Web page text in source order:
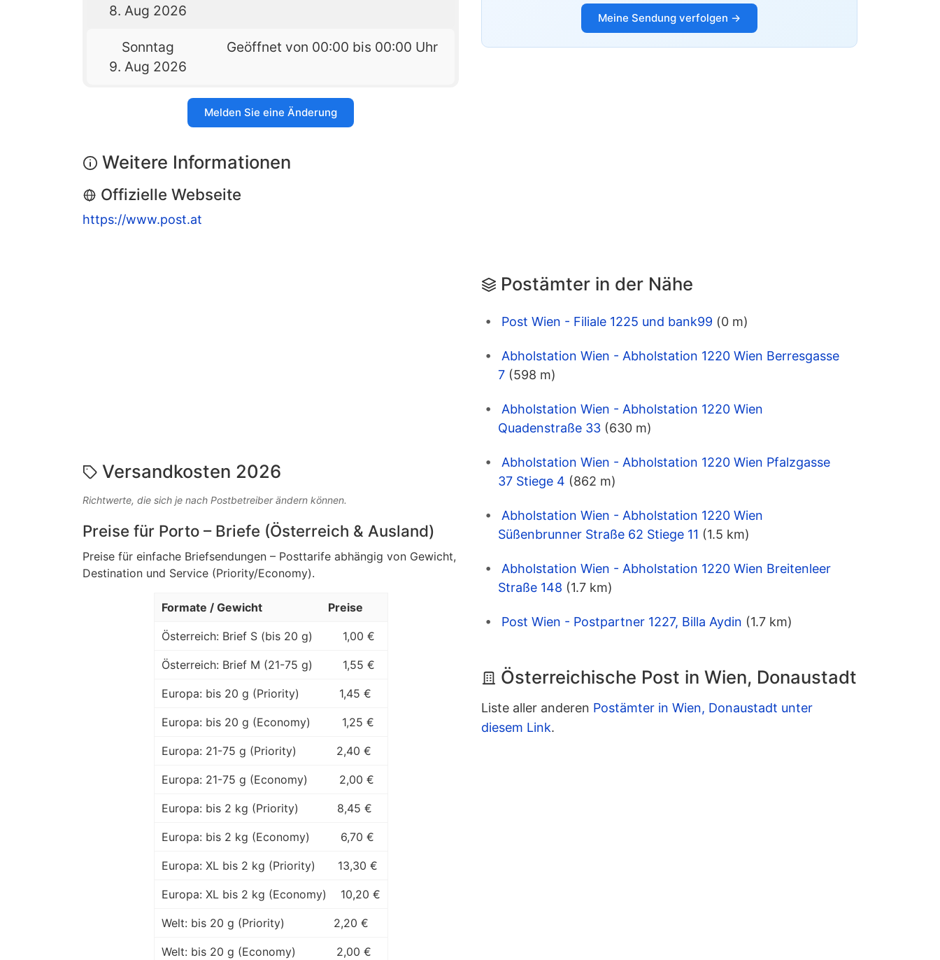
8. Aug 2026
Sonntag
9. Aug 2026
Geöffnet von 00:00 bis 00:00 Uhr
Melden Sie eine Änderung
Weitere Informationen
Offizielle Webseite
https://www.post.at
Versandkosten 2026
Richtwerte, die sich je nach Postbetreiber ändern können.
Preise für Porto – Briefe (Österreich & Ausland)
Preise für einfache Briefsendungen – Posttarife abhängig von Gewicht,
Destination und Service (Priority/Economy).
Formate / Gewicht Preise
Österreich: Brief S (bis 20 g) 1,00 €
Österreich: Brief M (21-75 g) 1,55 €
Europa: bis 20 g (Priority) 1,45 €
Europa: bis 20 g (Economy) 1,25 €
Europa: 21-75 g (Priority) 2,40 €
Europa: 21-75 g (Economy) 2,00 €
Europa: bis 2 kg (Priority) 8,45 €
Europa: bis 2 kg (Economy) 6,70 €
Europa: XL bis 2 kg (Priority) 13,30 €
Europa: XL bis 2 kg (Economy) 10,20 €
Welt: bis 20 g (Priority) 2,20 €
Welt: bis 20 g (Economy) 2,00 €
Meine Sendung verfolgen →
Postämter in der Nähe
Post Wien - Filiale 1225 und bank99 (0 m)
Abholstation Wien - Abholstation 1220 Wien Berresgasse
7 (598 m)
Abholstation Wien - Abholstation 1220 Wien
Quadenstraße 33 (630 m)
Abholstation Wien - Abholstation 1220 Wien Pfalzgasse
37 Stiege 4 (862 m)
Abholstation Wien - Abholstation 1220 Wien
Süßenbrunner Straße 62 Stiege 11 (1.5 km)
Abholstation Wien - Abholstation 1220 Wien Breitenleer
Straße 148 (1.7 km)
Post Wien - Postpartner 1227, Billa Aydin (1.7 km)
Österreichische Post in Wien, Donaustadt
Liste aller anderen Postämter in Wien, Donaustadt unter
diesem Link.